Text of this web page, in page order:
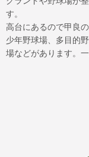
す。
高台にあるので甲良
少年野球場、多目的
場などがあります。